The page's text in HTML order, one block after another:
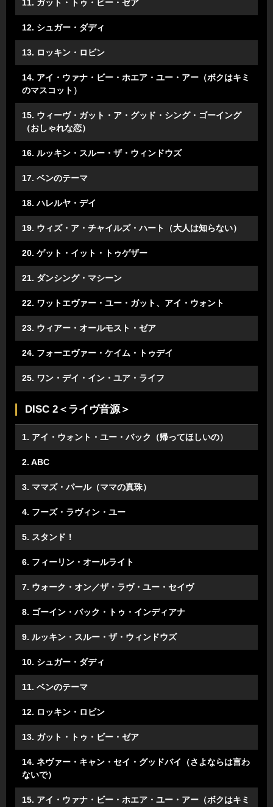
11. ガット・トゥ・ビー・ゼア
12. シュガー・ダディ
13. ロッキン・ロビン
14. アイ・ウァナ・ビー・ホエア・ユー・アー（ボクはキミ
のマスコット）
15. ウィーヴ・ガット・ア・グッド・シング・ゴーイング
（おしゃれな恋）
16. ルッキン・スルー・ザ・ウィンドウズ
17. ベンのテーマ
18. ハレルヤ・デイ
19. ウィズ・ア・チャイルズ・ハート（大人は知らない）
20. ゲット・イット・トゥゲザー
21. ダンシング・マシーン
22. ワットエヴァー・ユー・ガット、アイ・ウォント
23. ウィアー・オールモスト・ゼア
24. フォーエヴァー・ケイム・トゥデイ
25. ワン・デイ・イン・ユア・ライフ
DISC 2＜ライヴ音源＞
1. アイ・ウォント・ユー・バック（帰ってほしいの）
2. ABC
3. ママズ・パール（ママの真珠）
4. フーズ・ラヴィン・ユー
5. スタンド！
6. フィーリン・オールライト
7. ウォーク・オン／ザ・ラヴ・ユー・セイヴ
8. ゴーイン・バック・トゥ・インディアナ
9. ルッキン・スルー・ザ・ウィンドウズ
10. シュガー・ダディ
11. ベンのテーマ
12. ロッキン・ロビン
13. ガット・トゥ・ビー・ゼア
14. ネヴァー・キャン・セイ・グッドバイ（さよならは言わ
ないで）
15. アイ・ウァナ・ビー・ホエア・ユー・アー（ボクはキミ